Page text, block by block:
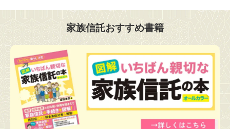
家族信託おすすめ書籍